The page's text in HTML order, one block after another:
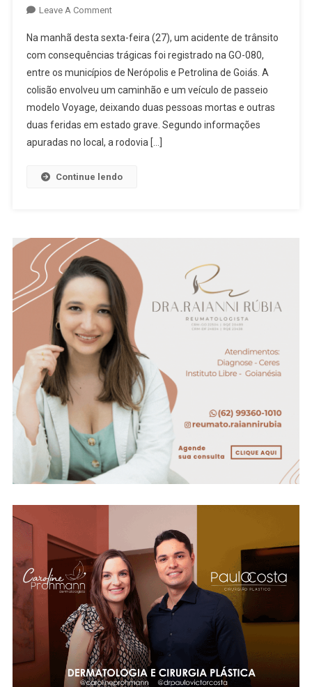
Leave A CommentOn
Acidente
Na
GO-
080
Deixa
Dois
Mortos
(veja
O
Vídeo)
Na manhã desta sexta-feira (27), um acidente de trânsito
com consequências trágicas foi registrado na GO-080,
entre os municípios de Nerópolis e Petrolina de Goiás. A
colisão envolveu um caminhão e um veículo de passeio
modelo Voyage, deixando duas pessoas mortas e outras
duas feridas em estado grave. Segundo informações
apuradas no local, a rodovia […]
Continue lendo